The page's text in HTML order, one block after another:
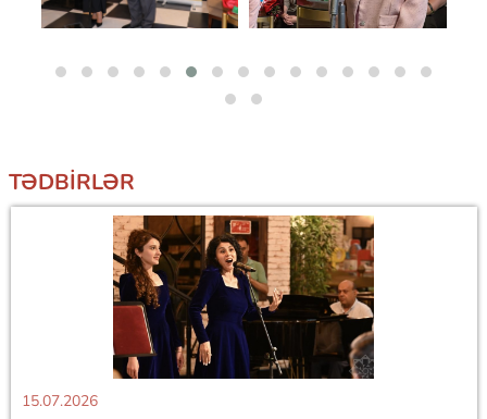
TƏDBIRLƏR
15.07.2026